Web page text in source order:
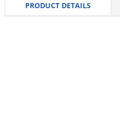
PRODUCT DETAILS